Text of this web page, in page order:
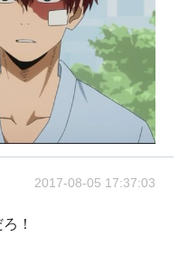
2017-08-05 17:37:03
ろ！